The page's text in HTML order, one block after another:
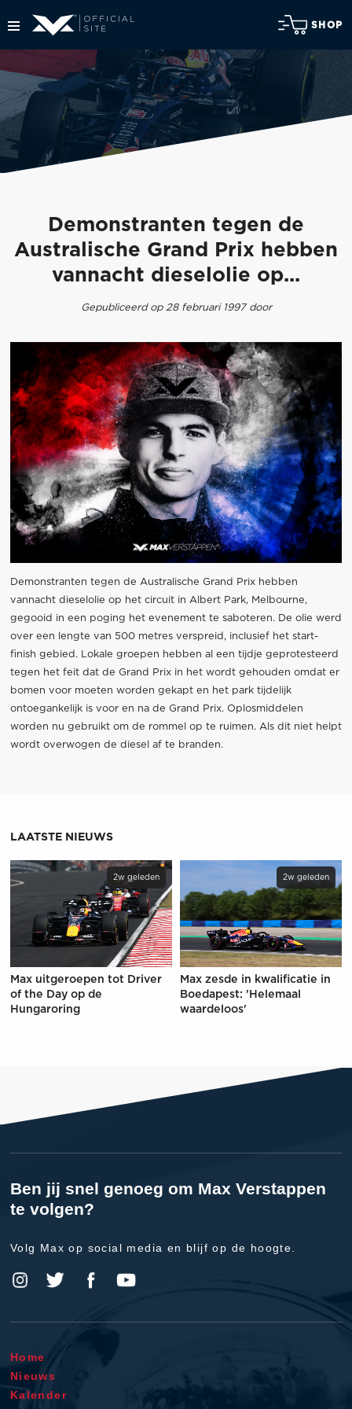
SHOP
Demonstranten tegen de
Australische Grand Prix hebben
vannacht dieselolie op...
Gepubliceerd op 28 februari 1997 door
Demonstranten tegen de Australische Grand Prix hebben
vannacht dieselolie op het circuit in Albert Park, Melbourne,
gegooid in een poging het evenement te saboteren. De olie werd
over een lengte van 500 metres verspreid, inclusief het start-
finish gebied. Lokale groepen hebben al een tijdje geprotesteerd
tegen het feit dat de Grand Prix in het wordt gehouden omdat er
bomen voor moeten worden gekapt en het park tijdelijk
ontoegankelijk is voor en na de Grand Prix. Oplosmiddelen
worden nu gebruikt om de rommel op te ruimen. Als dit niet helpt
wordt overwogen de diesel af te branden.
LAATSTE NIEUWS
2w geleden
Max uitgeroepen tot Driver
of the Day op de
Hungaroring
2w geleden
Max zesde in kwalificatie in
Boedapest: 'Helemaal
waardeloos'
Ben jij snel genoeg om Max Verstappen
te volgen?
Volg Max op social media en blijf op de hoogte.
Home
Nieuws
Kalender